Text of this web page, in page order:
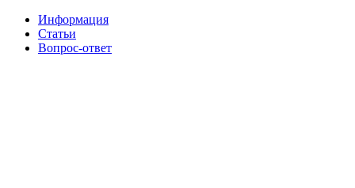
Информация
Статьи
Вопрос-ответ